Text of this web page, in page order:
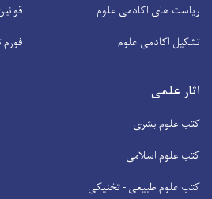
ریاست های اکادمی علوم
تشکیل اکادمی علوم
اثار علمی
کتب علوم بشری
کتب علوم اسلامی
کتب علوم طبیعی - تخنیکی